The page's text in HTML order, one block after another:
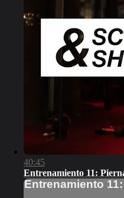
40:45
Entrenamiento 11:
Entrenamiento